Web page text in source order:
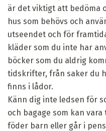
är det viktigt att bedöma
hus som behövs och
utseendet och för
kläder som du inte har
böcker som du aldrig
tidskrifter, från saker du
finns i lådor.
Känn dig inte ledsen för
och bagage som kan
föder barn eller går i